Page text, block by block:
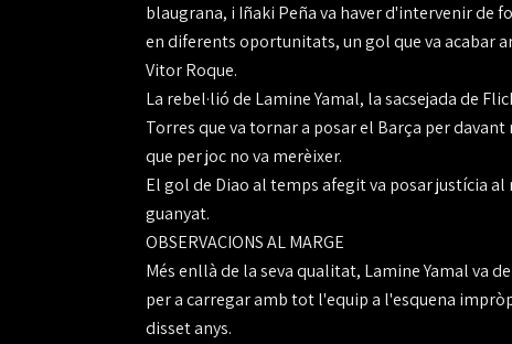
blaugrana, i Iñaki Peña va haver d'intervenir de
en diferents oportunitats, un gol que va acabar
Vitor Roque.
La rebel·lió de Lamine Yamal, la sacsejada de
Torres que va tornar a posar el Barça per
que per joc no va merèixer.
El gol de Diao al temps afegit va posar justícia
guanyat.
OBSERVACIONS AL MARGE
Més enllà de la seva qualitat, Lamine Yamal va
per a carregar amb tot l'equip a l'esquena
disset anys.